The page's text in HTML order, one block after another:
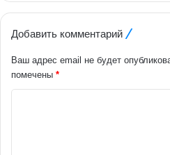
Добавить комментарий
Ваш адрес email не будет
помечены *